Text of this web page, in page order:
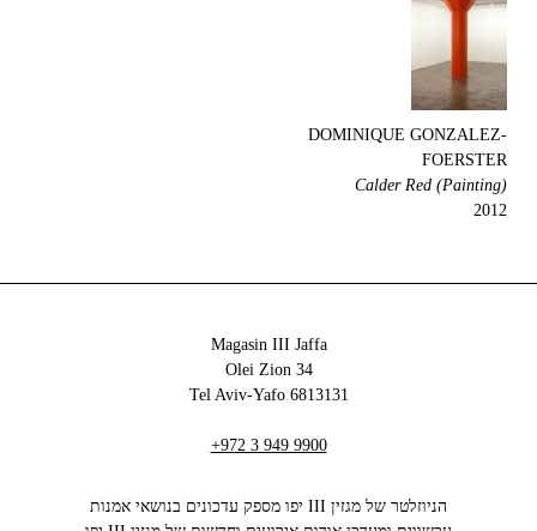
DOMINIQUE GONZALEZ-
FOERSTER
Calder Red (Painting)
2012
Magasin III Jaffa
34 Olei Zion
6813131 Tel Aviv-Yafo
+972 3 949 9900
הניוזלטר של מגזין III יפו מספק עדכונים בנושאי אמנות